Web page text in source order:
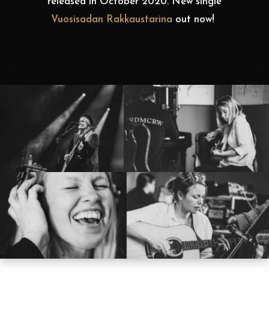
Vuosisadan Rakkaustarina out now!